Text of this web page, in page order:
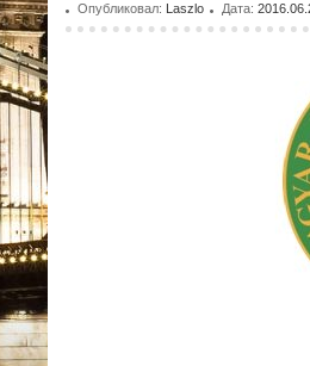
Опубликовал: Laszlo Дата: